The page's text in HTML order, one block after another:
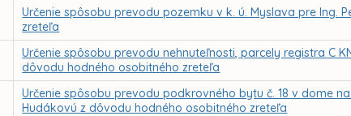
Určenie spôsobu prevodu pozemku v k. ú. Myslava pre Ing.
zreteľa
Určenie spôsobu prevodu nehnuteľnosti, parcely registra C
dôvodu hodného osobitného zreteľa
Určenie spôsobu prevodu podkrovného bytu č. 18 v dome
Hudákovú z dôvodu hodného osobitného zreteľa